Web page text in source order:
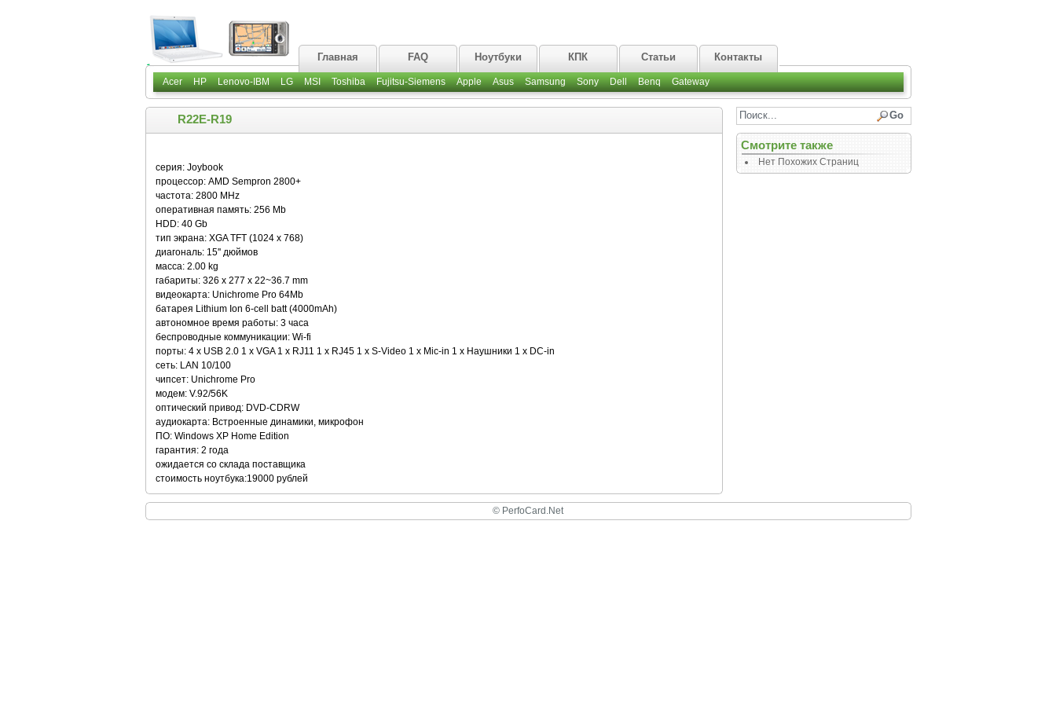
Главная FAQ Ноутбуки КПК Статьи Контакты
Acer HP Lenovo-IBM LG MSI Toshiba Fujitsu-Siemens Apple Asus Samsung Sony Dell Benq Gateway
R22E-R19
серия: Joybook
процессор: AMD Sempron 2800+
частота: 2800 MHz
оперативная память: 256 Mb
HDD: 40 Gb
тип экрана: XGA TFT (1024 x 768)
диагональ: 15'' дюймов
масса: 2.00 kg
габариты: 326 x 277 x 22~36.7 mm
видеокарта: Unichrome Pro 64Mb
батарея Lithium Ion 6-cell batt (4000mAh)
автономное время работы: 3 часа
беспроводные коммуникации: Wi-fi
порты: 4 x USB 2.0 1 x VGA 1 x RJ11 1 x RJ45 1 x S-Video 1 x Mic-in 1 x Наушники 1 x DC-in
сеть: LAN 10/100
чипсет: Unichrome Pro
модем: V.92/56K
оптический привод: DVD-CDRW
аудиокарта: Встроенные динамики, микрофон
ПО: Windows XP Home Edition
гарантия: 2 года
ожидается со склада поставщика
стоимость ноутбука:19000 рублей
Смотрите также
Нет Похожих Страниц
© PerfoCard.Net